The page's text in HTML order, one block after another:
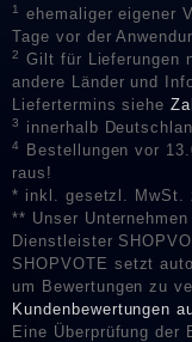
1
ehemaliger eigener
Tage vor der
2
Gilt für Lieferungen
andere Länder und
Liefertermins siehe
3 innerhalb
4
Bestellungen vor
raus!
* inkl. gesetzl. MwSt.
** Unser
Dienstleister
SHOPVOTE setzt
um Bewertungen zu
Kundenbewertungen
Eine Überprüfung der